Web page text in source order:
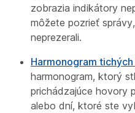
zobrazia indikátory
môžete pozrieť
neprezerali.
Harmonogram
harmonogram, ktorý
prichádzajúce hovory
alebo dní, ktoré ste